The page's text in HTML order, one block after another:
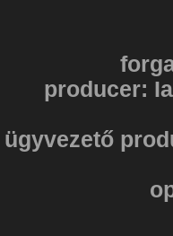
producer:
ügyvezető